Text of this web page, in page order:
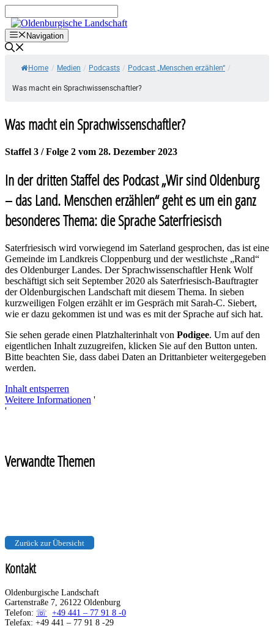
Inhalt
springenNavigation
Home / Medien / Podcasts / Podcast „Menschen erzählen“ /
Was macht ein Sprachwissenschaftler?
Was macht ein Sprachwissenschaftler?
Staffel 3 / Folge 2 vom 28. Dezember 2023
In der dritten Staffel des Podcast „Wir sind Oldenburg
– das Land. Menschen erzählen“ geht es um ein ganz
besonderes Thema: die Sprache Saterfriesisch
Saterfriesisch wird vorwiegend im Saterland gesprochen, das ist eine
Gemeinde im Landkreis Cloppenburg und der westlichste „Rand“
des Oldenburger Landes. Der Sprachwissenschaftler Henk Wolf
beschäftigt sich seit September 2020 als Saterfriesisch-Bauftragter
der Oldenburgischen Landschaft mit diesem Thema. In sieben
kurzweiligen Folgen erzählt er im Gespräch mit Sarah-C. Siebert,
wie er dazu gekommen ist und was es mit der Sprache auf sich hat.
Sie sehen gerade einen Platzhalterinhalt von Podigee. Um auf den
eigentlichen Inhalt zuzugreifen, klicken Sie auf den Button unten.
Bitte beachten Sie, dass dabei Daten an Drittanbieter weitergegeben
werden.
Inhalt entsperren
Weitere Informationen '
'
Verwandte Themen
Zurück zur Übersicht
Kontakt
Oldenburgische Landschaft
Gartenstraße 7, 26122 Oldenburg
Telefon:
+49 441 – 77 91 8 -0
Telefax: +49 441 – 77 91 8 -29